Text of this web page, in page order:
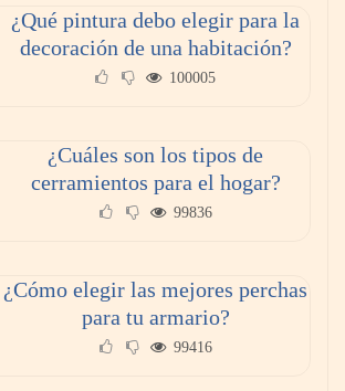
¿Qué pintura debo elegir para la
decoración de una habitación?
100005
¿Cuáles son los tipos de
cerramientos para el hogar?
99836
¿Cómo elegir las mejores perchas
para tu armario?
99416